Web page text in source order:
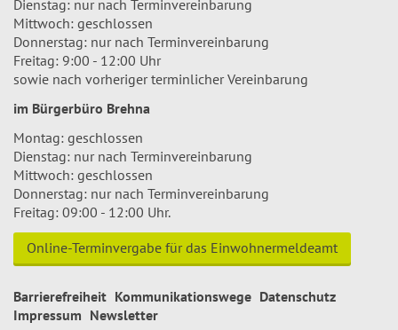
Dienstag: nur nach Terminvereinbarung
Mittwoch: geschlossen
Donnerstag: nur nach Terminvereinbarung
Freitag: 9:00 - 12:00 Uhr
sowie nach vorheriger terminlicher Vereinbarung
im Bürgerbüro Brehna
Montag: geschlossen
Dienstag: nur nach Terminvereinbarung
Mittwoch: geschlossen
Donnerstag: nur nach Terminvereinbarung
Freitag: 09:00 - 12:00 Uhr.
Online-Terminvergabe für das Einwohnermeldeamt
Barrierefreiheit Kommunikationswege Datenschutz
Impressum Newsletter